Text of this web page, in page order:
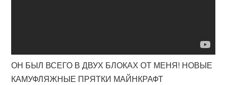
ОН БЫЛ ВСЕГО В ДВУХ БЛОКАХ ОТ МЕНЯ! НОВЫЕ
КАМУФЛЯЖНЫЕ ПРЯТКИ МАЙНКРАФТ